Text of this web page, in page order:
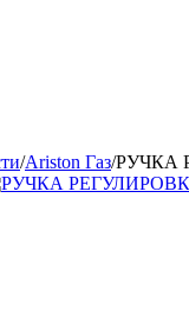
/Ariston Газ/РУЧКА